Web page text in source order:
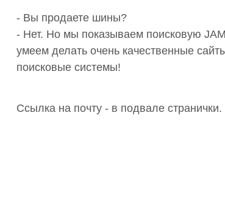
- Вы продаете шины?
- Нет. Но мы показываем поисковую
умеем делать очень качественные
поисковые системы!
Ссылка на почту - в подвале странички.